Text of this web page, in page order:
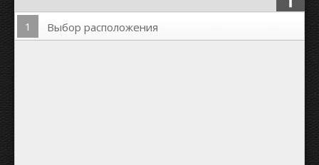
Загрузить Фото
1 Выбор расположения